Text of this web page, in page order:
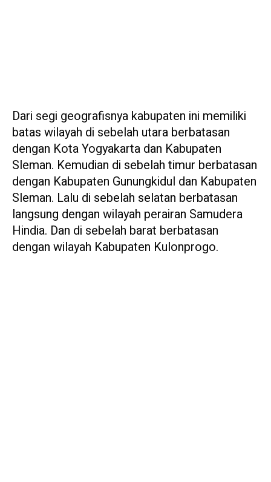
Dari segi geografisnya kabupaten ini memiliki
batas wilayah di sebelah utara berbatasan
dengan Kota Yogyakarta dan Kabupaten
Sleman. Kemudian di sebelah timur berbatasan
dengan Kabupaten Gunungkidul dan Kabupaten
Sleman. Lalu di sebelah selatan berbatasan
langsung dengan wilayah perairan Samudera
Hindia. Dan di sebelah barat berbatasan
dengan wilayah Kabupaten Kulonprogo.